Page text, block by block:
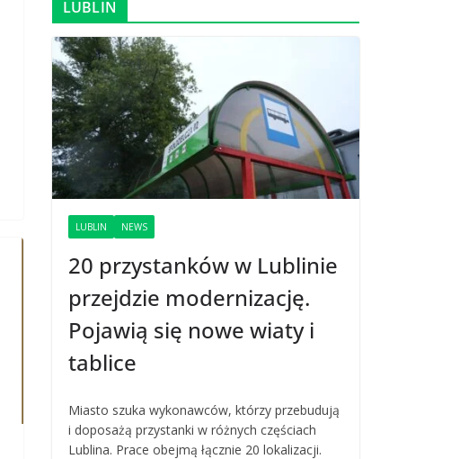
LUBLIN
LUBLIN NEWS
20 przystanków w Lublinie
przejdzie modernizację.
Pojawią się nowe wiaty i
tablice
Miasto szuka wykonawców, którzy przebudują
i doposażą przystanki w różnych częściach
Lublina. Prace obejmą łącznie 20 lokalizacji.